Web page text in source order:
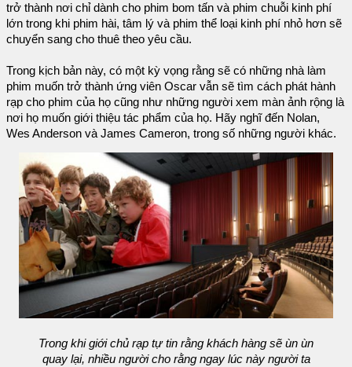
trở thành nơi chỉ dành cho phim bom tấn và phim chuỗi kinh phí
lớn trong khi phim hài, tâm lý và phim thể loại kinh phí nhỏ hơn sẽ
chuyển sang cho thuê theo yêu cầu.
Trong kịch bản này, có một kỳ vọng rằng sẽ có những nhà làm
phim muốn trở thành ứng viên Oscar vẫn sẽ tìm cách phát hành
rạp cho phim của họ cũng như những người xem màn ảnh rộng là
nơi họ muốn giới thiệu tác phẩm của họ. Hãy nghĩ đến Nolan,
Wes Anderson và James Cameron, trong số những người khác.
Trong khi giới chủ rạp tự tin rằng khách hàng sẽ ùn ùn
quay lại, nhiều người cho rằng ngay lúc này người ta